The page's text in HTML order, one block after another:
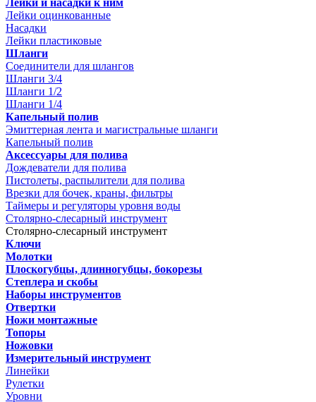
Лейки и насадки к ним
Лейки оцинкованные
Насадки
Лейки пластиковые
Шланги
Соединители для шлангов
Шланги 3/4
Шланги 1/2
Шланги 1/4
Капельный полив
Эмиттерная лента и магистральные шланги
Капельный полив
Аксессуары для полива
Дождеватели для полива
Пистолеты, распылители для полива
Врезки для бочек, краны, фильтры
Таймеры и регуляторы уровня воды
Столярно-слесарный инструмент
Столярно-слесарный инструмент
Ключи
Молотки
Плоскогубцы, длинногубцы, бокорезы
Степлера и скобы
Наборы инструментов
Отвертки
Ножи монтажные
Топоры
Ножовки
Измерительный инструмент
Линейки
Рулетки
Уровни